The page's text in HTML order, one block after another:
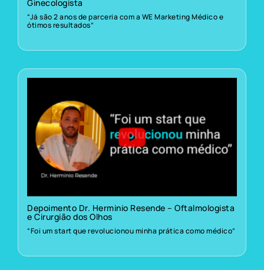
Ginecologista
“Já são 2 anos de parceria com a WE Marketing Médico e
ótimos resultados”
Depoimento Dr. Herminio Resende – Oftalmologista
e Cirurgião dos Olhos
“Foi um start que revolucionou minha prática como médico”